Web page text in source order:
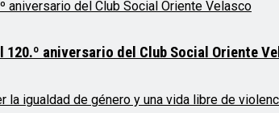
aniversario del Club Social Oriente